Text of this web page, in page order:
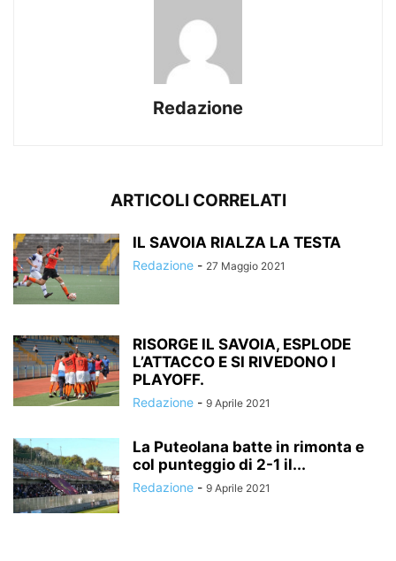
Redazione
ARTICOLI CORRELATI
IL SAVOIA RIALZA LA TESTA
Redazione - 27 Maggio 2021
RISORGE IL SAVOIA, ESPLODE
L’ATTACCO E SI RIVEDONO I
PLAYOFF.
Redazione - 9 Aprile 2021
La Puteolana batte in rimonta e
col punteggio di 2-1 il...
Redazione - 9 Aprile 2021